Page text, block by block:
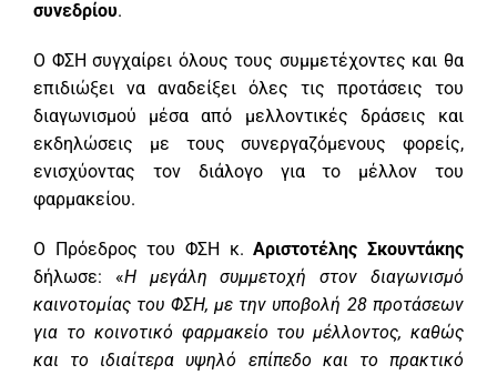
συνεδρίου.
Ο ΦΣΗ συγχαίρει όλους τους συμμετέχοντες και θα
επιδιώξει να αναδείξει όλες τις προτάσεις του
διαγωνισμού μέσα από μελλοντικές δράσεις και
εκδηλώσεις με τους συνεργαζόμενους φορείς,
ενισχύοντας τον διάλογο για το μέλλον του
φαρμακείου.
Ο Πρόεδρος του ΦΣΗ κ.Αριστοτέλης Σκουντάκης
δήλωσε: «Η μεγάλη συμμετοχή στον διαγωνισμό
καινοτομίας του ΦΣΗ, με την υποβολή 28 προτάσεων
για το κοινοτικό φαρμακείο του μέλλοντος, καθώς
και το ιδιαίτερα υψηλό επίπεδο και το πρακτικό